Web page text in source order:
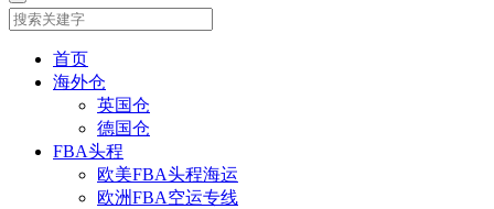
首页
海外仓
英国仓
德国仓
FBA头程
欧美FBA头程海运
欧洲FBA空运专线